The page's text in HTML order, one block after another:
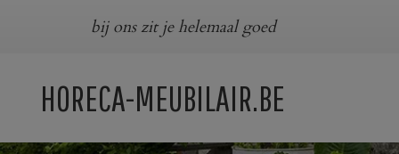
bij ons zit je helemaal goed
HORECA-MEUBILAIR.BE